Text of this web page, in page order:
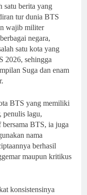
satu berita yang
tur dunia BTS
wajib militer
negara,
satu kota yang
2026, sehingga
Suga dan enam
BTS yang memiliki
penulis lagu,
BTS, ia juga
nama
berhasil
maupun kritikus
konsistensinya